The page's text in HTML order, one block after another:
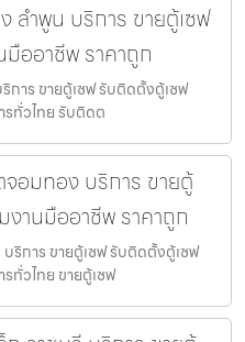
ลำพูน บริการ ขายตู้เซฟ
ออาชีพ ราคาถูก
การ ขายตู้เซฟ รับติดตั้งตู้เซฟ
ทั่วไทย รับติดต
จอมทอง บริการ ขายตู้
านมืออาชีพ ราคาถูก
ริการ ขายตู้เซฟ รับติดตั้งตู้เซฟ
ทั่วไทย ขายตู้เซฟ